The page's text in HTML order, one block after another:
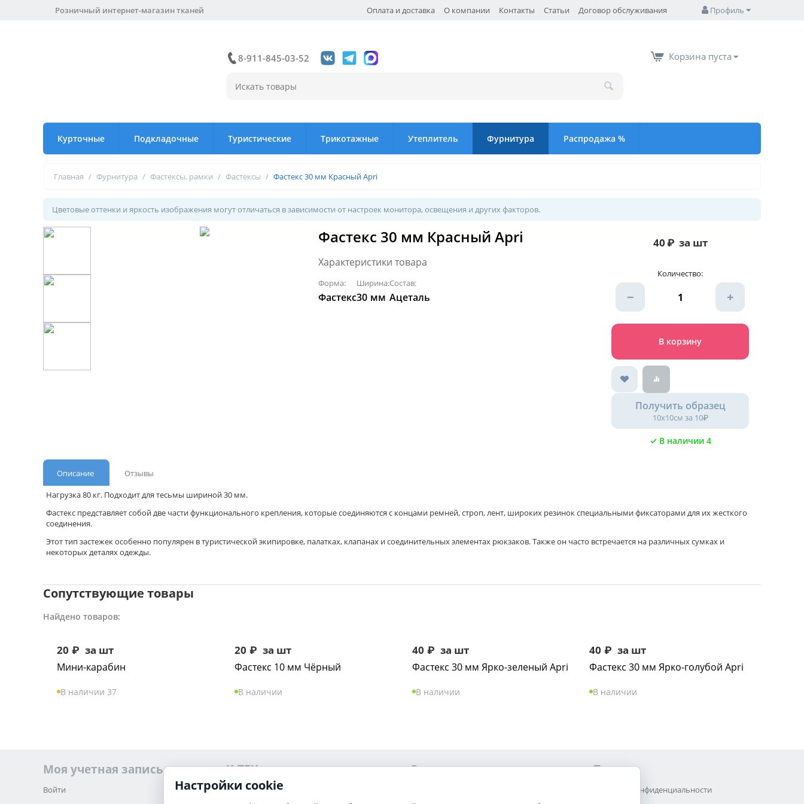
Профиль
Оплата и доставка О компании Контакты Статьи Договор обслуживания
Розничный интернет-магазин тканей
8-911-845-03-52 Корзина пуста
Курточные Подкладочные Туристические Трикотажные Утеплитель Фурнитура Распродажа %
Главная / Фурнитура / Фастексы, рамки / Фастексы / Фастекс 30 мм Красный Apri
Цветовые оттенки и яркость изображения могут отличаться в зависимости от настроек монитора, освещения и других факторов.
Фастекс 30 мм Красный Apri
Характеристики товара
Форма:
Фастекс
Ширина:
30 мм
Состав:
Ацеталь
40₽ за шт
Количество:
+
−
В корзину
Получить образец
10х10см за 10₽
✓ В наличии 4
Описание
Отзывы
Нагрузка 80 кг. Подходит для тесьмы шириной 30 мм.
Фастекс представляет собой две части функционального крепления, которые соединяются с концами ремней, строп, лент, широких резинок специальными фиксаторами для их жесткого
соединения.
Этот тип застежек особенно популярен в туристической экипировке, палатках, клапанах и соединительных элементах рюкзаков. Также он часто встречается на различных сумках и
некоторых деталях одежды.
Сопутствующие товары
Найдено товаров:
20 ₽ за шт
Мини-карабин
В наличии 37
20 ₽ за шт
Фастекс 10 мм Чёрный
В наличии
40 ₽ за шт
Фастекс 30 мм Ярко-зеленый Apri
В наличии
40 ₽ за шт
Фастекс 30 мм Ярко-голубой Apri
В наличии
Моя учетная запись
Войти
K-TEX
О нас
Сервис Прочее
Политика конфиденциальности
Настройки cookie